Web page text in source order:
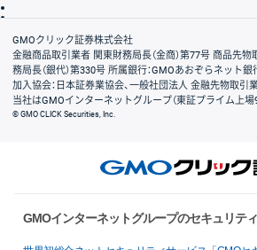
会社案内
GMOクリック証券株式会社
金融商品取引業者 関東財務局長（金商）第77号 商品先
務局長（銀代）第330号 所属銀行：GMOあおぞらネット
加入協会：日本証券業協会、一般社団法人 金融先物取引
当社はGMOインターネットグループ（東証プライム上場
© GMO CLICK Securities, Inc.
GMOインターネットグループのセキュリテ